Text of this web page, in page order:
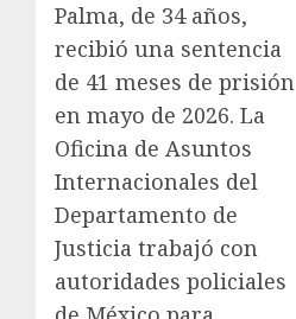
Palma, de 34 años,
recibió una sentencia
de 41 meses de prisión
en mayo de 2026. La
Oficina de Asuntos
Internacionales del
Departamento de
Justicia trabajó con
autoridades policiales